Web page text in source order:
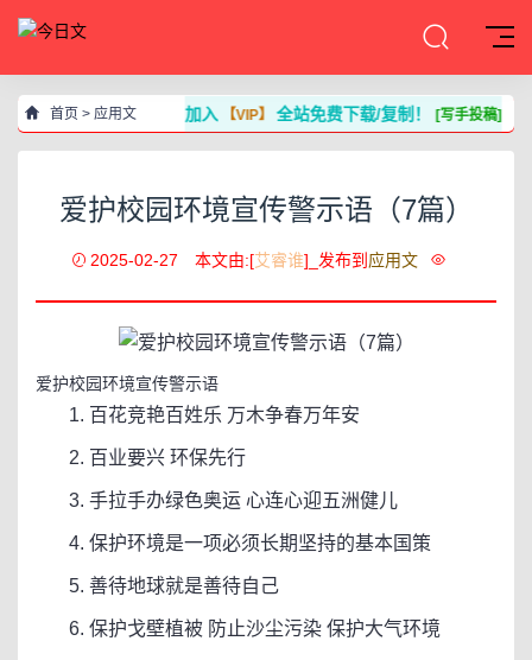
首页 > 应用文 加入【VIP】全站免费下载/复制！[写手投稿]
爱护校园环境宣传警示语（7篇）
2025-02-27 本文由:[艾睿谁]_发布到 应用文
爱护校园环境宣传警示语
1. 百花竞艳百姓乐 万木争春万年安
2. 百业要兴 环保先行
3. 手拉手办绿色奥运 心连心迎五洲健儿
4. 保护环境是一项必须长期坚持的基本国策
5. 善待地球就是善待自己
6. 保护戈壁植被 防止沙尘污染 保护大气环境